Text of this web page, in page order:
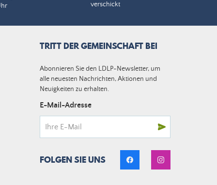
verschickt
TRITT DER GEMEINSCHAFT BEI
Abonnieren Sie den LDLP-Newsletter, um
alle neuesten Nachrichten, Aktionen und
Neuigkeiten zu erhalten.
E-Mail-Adresse
FOLGEN SIE UNS